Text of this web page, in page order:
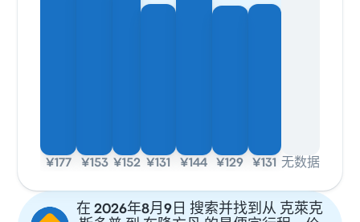
¥177 ¥153 ¥152 ¥131 ¥144 ¥129 ¥131 无数据
在 2026年8月9日 搜索并找到从 克萊克